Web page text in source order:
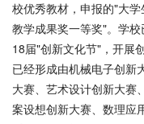
校优秀教材，申报的"大
教学成果奖一等奖"。学
18届"创新文化节"，开展
已经形成由机械电子创新
大赛、艺术设计创新大赛
案设想创新大赛、数理应